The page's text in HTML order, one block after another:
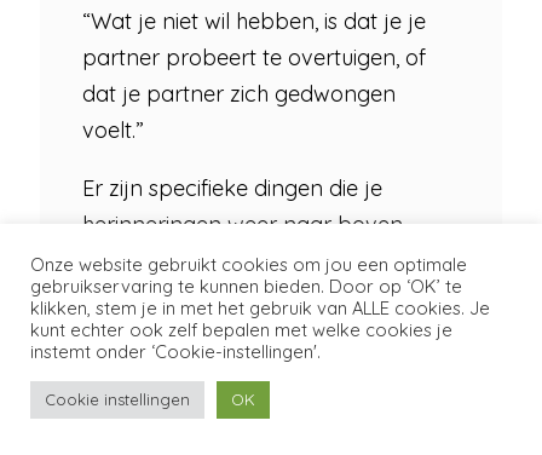
“Wat je niet wil hebben, is dat je je
partner probeert te overtuigen, of
dat je partner zich gedwongen
voelt.”
Er zijn specifieke dingen die je
herinneringen weer naar boven
kunnen halen. Toen mijn man en ik
nog aan het daten waren, dronk hij
weleens een biertje met vrienden.
Zelf drink ik niet, deels omdat ik
verkracht ben. Op de nacht dat het
Onze website gebruikt cookies om jou een optimale
gebruikservaring te kunnen bieden. Door op ‘OK’ te
klikken, stem je in met het gebruik van ALLE cookies. Je
kunt echter ook zelf bepalen met welke cookies je
instemt onder ‘Cookie-instellingen'.
Cookie instellingen OK